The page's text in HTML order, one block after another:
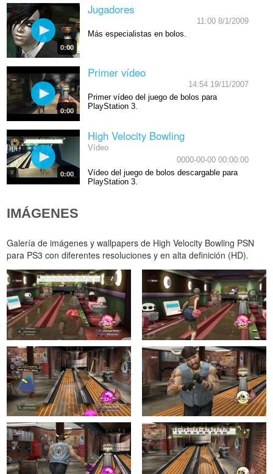
0:00
Jugadores
11:00 8/1/2009
Más especialistas en bolos.
0:00
Primer vídeo
14:54 19/11/2007
Primer vídeo del juego de bolos para
PlayStation 3.
0:00
High Velocity Bowling
Vídeo
0000-00-00 00:00:00
Vídeo del juego de bolos descargable para
PlayStation 3.
IMÁGENES
Galería de imágenes y wallpapers de High Velocity Bowling PSN
para PS3 con diferentes resoluciones y en alta definición (HD).